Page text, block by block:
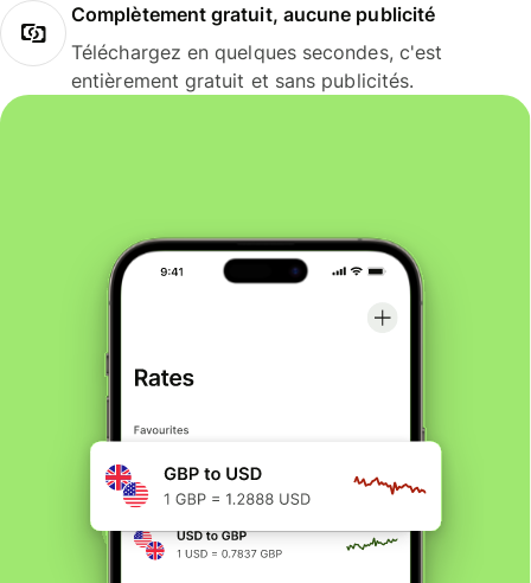
Complètement gratuit, aucune publicité
Téléchargez en quelques secondes, c'est
entièrement gratuit et sans publicités.